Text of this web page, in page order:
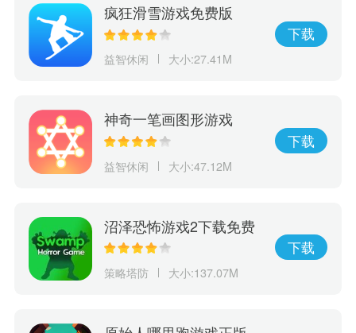
疯狂滑雪游戏免费版
益智休闲 大小:27.41M
下载
神奇一笔画图形游戏
益智休闲 大小:47.12M
下载
沼泽恐怖游戏2下载免费
版
策略塔防 大小:137.07M
下载